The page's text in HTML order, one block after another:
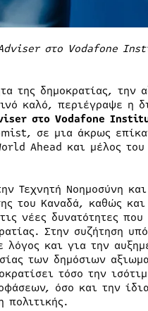
στο Vodafone
της δημοκρατίας, την
καλό, περιέγραψε η
στο Vodafone
σε μια άκρως
Ahead και μέλος του
Τεχνητή Νοημοσύνη
του Καναδά, καθώς και
νέες δυνατότητες που
Στην συζήτηση
λόγος και για την
των δημόσιων
τόσο την
όσο και την
πολιτικής.